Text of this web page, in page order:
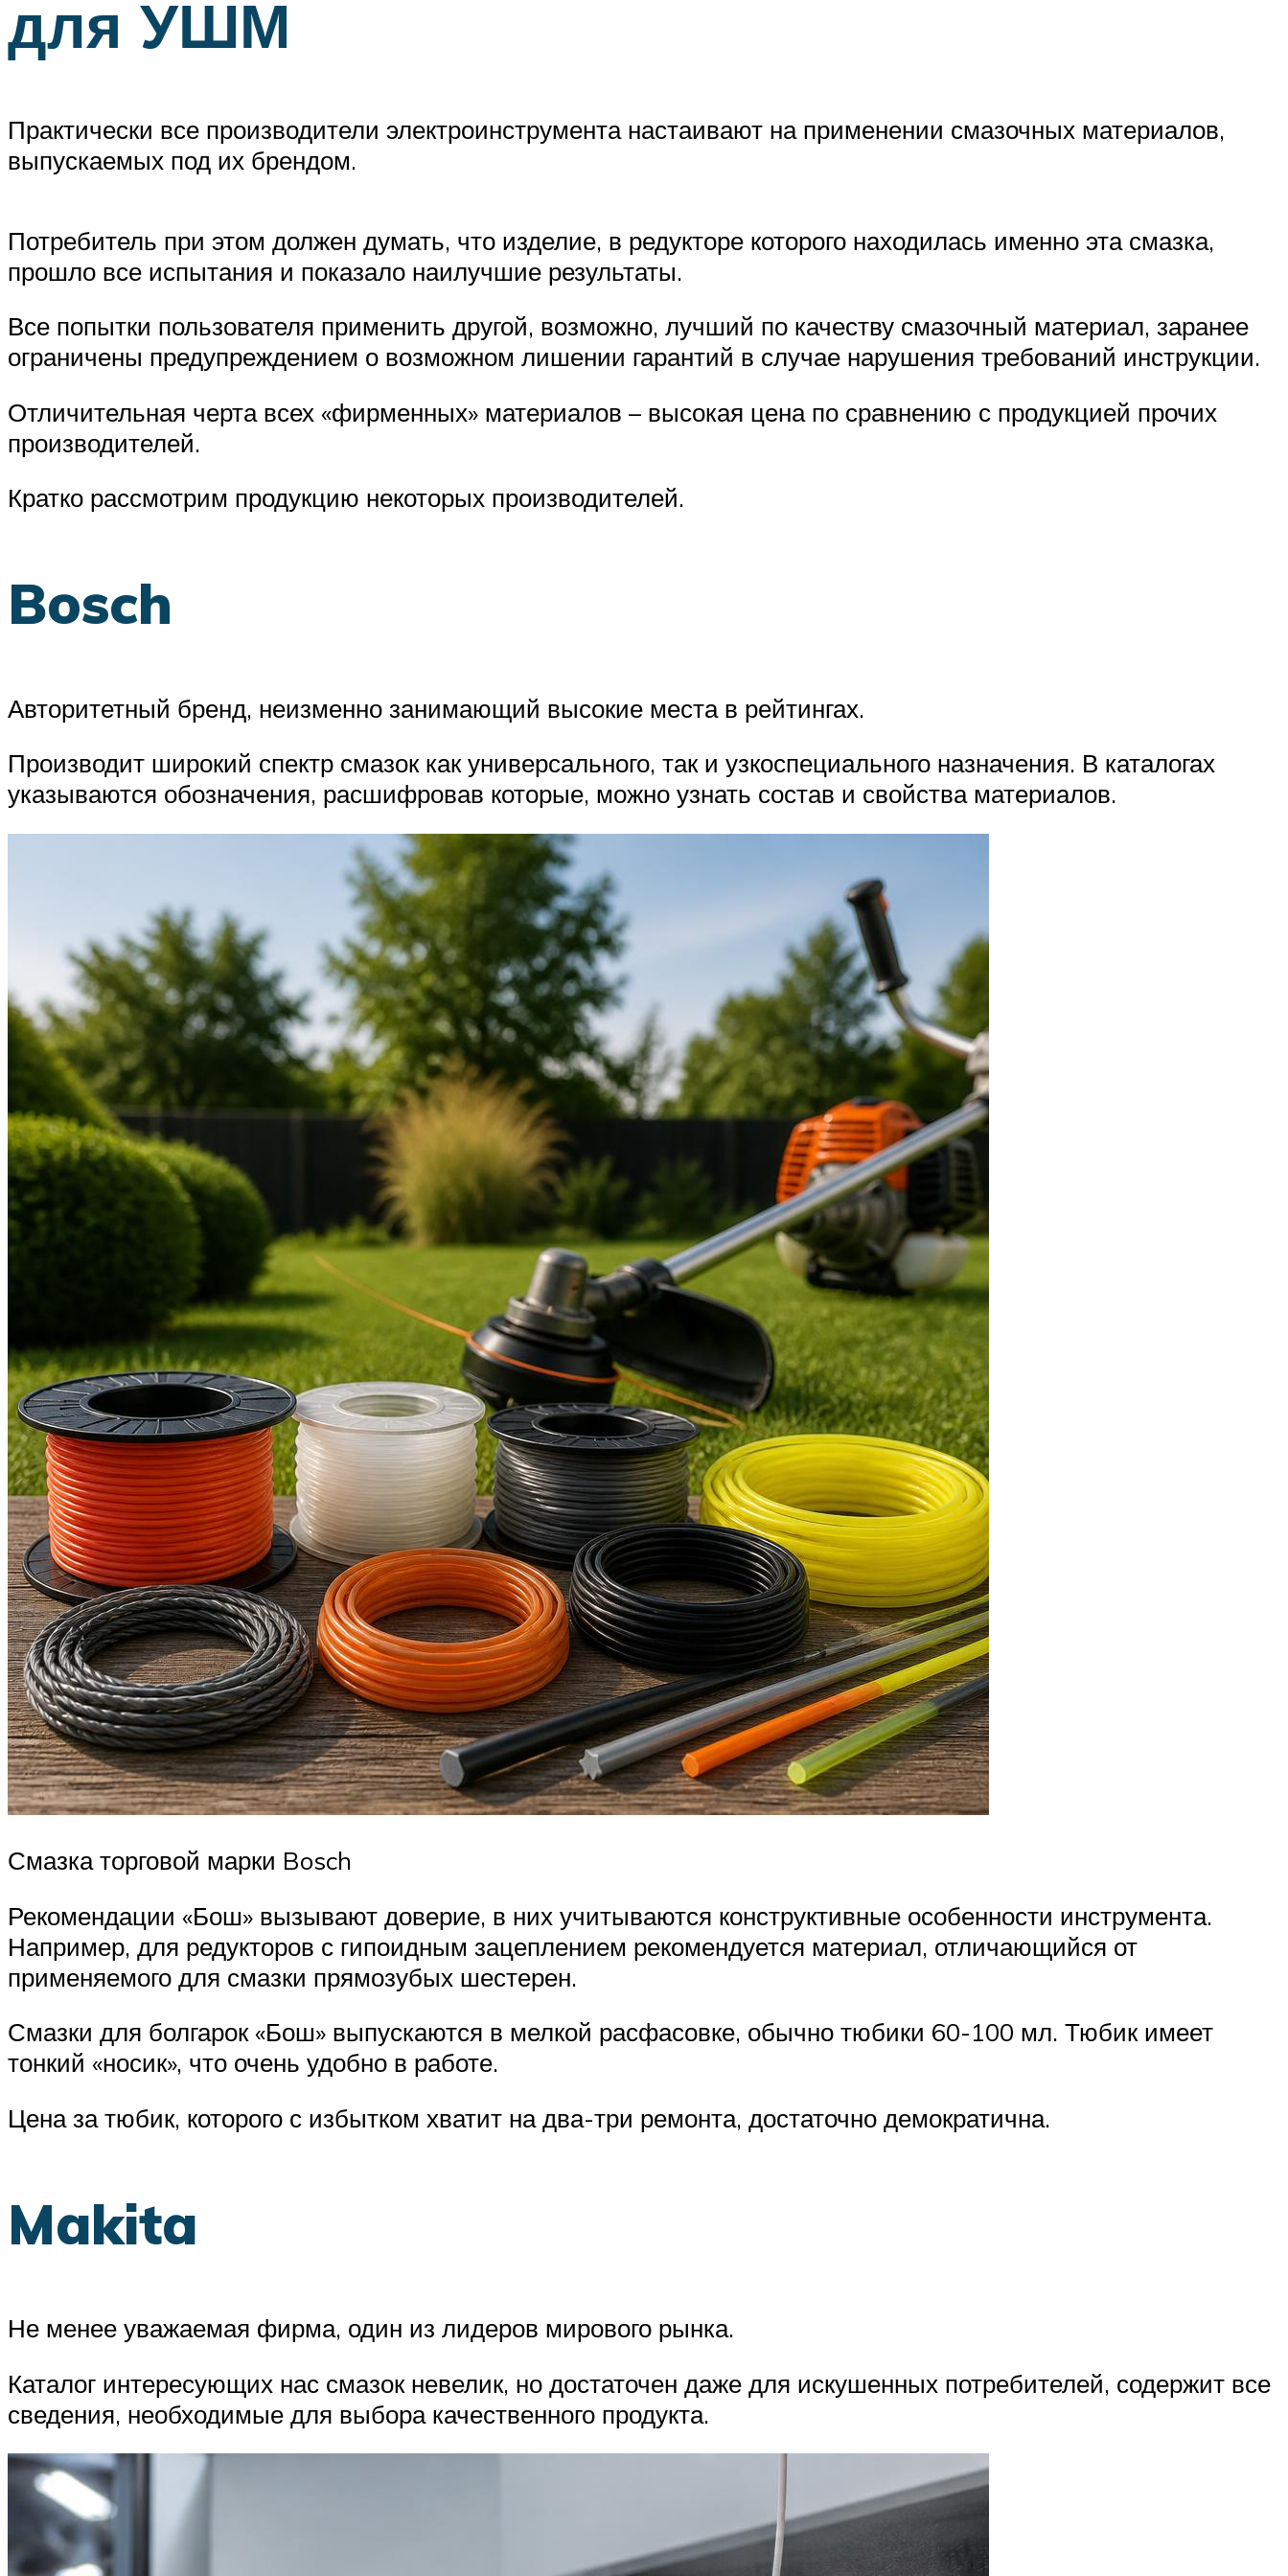
для УШМ
Практически все производители электроинструмента настаивают на применении смазочных материалов,
выпускаемых под их брендом.
Потребитель при этом должен думать, что изделие, в редукторе которого находилась именно эта смазка,
прошло все испытания и показало наилучшие результаты.
Все попытки пользователя применить другой, возможно, лучший по качеству смазочный материал, заранее
ограничены предупреждением о возможном лишении гарантий в случае нарушения требований инструкции.
Отличительная черта всех «фирменных» материалов – высокая цена по сравнению с продукцией прочих
производителей.
Кратко рассмотрим продукцию некоторых производителей.
Bosch
Авторитетный бренд, неизменно занимающий высокие места в рейтингах.
Производит широкий спектр смазок как универсального, так и узкоспециального назначения. В каталогах
указываются обозначения, расшифровав которые, можно узнать состав и свойства материалов.
Смазка торговой марки Bosch
Рекомендации «Бош» вызывают доверие, в них учитываются конструктивные особенности инструмента.
Например, для редукторов с гипоидным зацеплением рекомендуется материал, отличающийся от
применяемого для смазки прямозубых шестерен.
Смазки для болгарок «Бош» выпускаются в мелкой расфасовке, обычно тюбики 60-100 мл. Тюбик имеет
тонкий «носик», что очень удобно в работе.
Цена за тюбик, которого с избытком хватит на два-три ремонта, достаточно демократична.
Makita
Не менее уважаемая фирма, один из лидеров мирового рынка.
Каталог интересующих нас смазок невелик, но достаточен даже для искушенных потребителей, содержит все
сведения, необходимые для выбора качественного продукта.